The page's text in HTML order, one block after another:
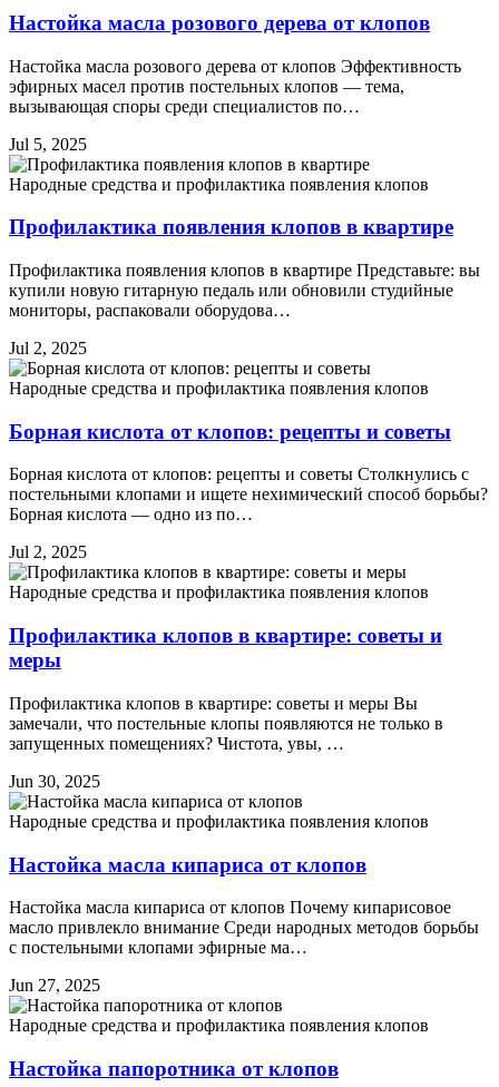
Настойка масла розового дерева от клопов
Настойка масла розового дерева от клопов Эффективность
эфирных масел против постельных клопов — тема,
вызывающая споры среди специалистов по…
Jul 5, 2025
Народные средства и профилактика появления клопов
Профилактика появления клопов в квартире
Профилактика появления клопов в квартире Представьте: вы
купили новую гитарную педаль или обновили студийные
мониторы, распаковали оборудова…
Jul 2, 2025
Народные средства и профилактика появления клопов
Борная кислота от клопов: рецепты и советы
Борная кислота от клопов: рецепты и советы Столкнулись с
постельными клопами и ищете нехимический способ борьбы?
Борная кислота — одно из по…
Jul 2, 2025
Народные средства и профилактика появления клопов
Профилактика клопов в квартире: советы и
меры
Профилактика клопов в квартире: советы и меры Вы
замечали, что постельные клопы появляются не только в
запущенных помещениях? Чистота, увы, …
Jun 30, 2025
Народные средства и профилактика появления клопов
Настойка масла кипариса от клопов
Настойка масла кипариса от клопов Почему кипарисовое
масло привлекло внимание Среди народных методов борьбы
с постельными клопами эфирные ма…
Jun 27, 2025
Народные средства и профилактика появления клопов
Настойка папоротника от клопов